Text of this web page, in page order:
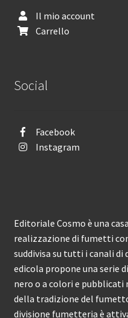
Il mio account
Carrello
Social
Facebook
Instagram
Editoriale Cosmo è una
realizzazione di fumetti
suddivisa su tutti i canali di
edicola propone una serie
nero o a colori e pubblicati
della tradizione del
divisione fumetteria è